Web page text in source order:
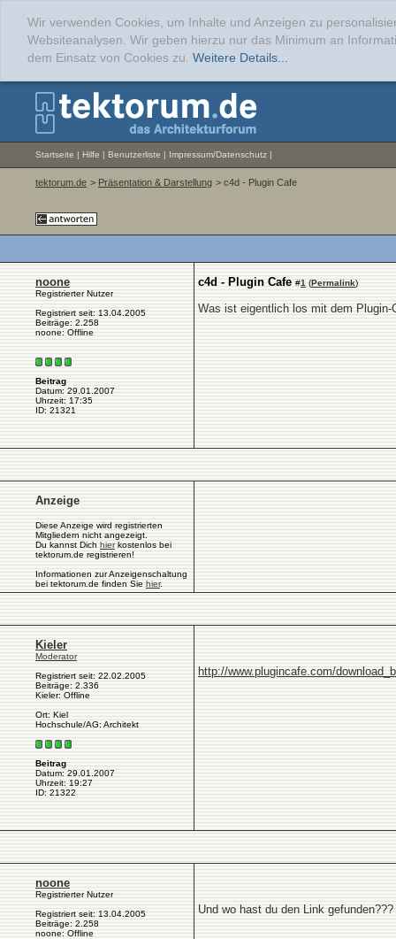
Wir verwenden Cookies, um Inhalte und Anzeigen zu
Websiteanalysen. Wir geben hierzu nur das Minimum an
dem Einsatz von Cookies zu. Weitere Details...
Startseite | Hilfe | Benutzerliste | Impressum/Datenschutz |
tektorum.de > Präsentation & Darstellung > c4d - Plugin Cafe
noone
Registrierter Nutzer
Registriert seit: 13.04.2005
Beiträge: 2.258
noone: Offline
Beitrag
Datum: 29.01.2007
Uhrzeit: 17:35
ID: 21321
c4d - Plugin Cafe #1 (Permalink)
Was ist eigentlich los mit dem
Anzeige
Diese Anzeige wird registrierten
Mitgliedern nicht angezeigt.
Du kannst Dich hierkostenlos bei
tektorum.de registrieren!
Informationen zur Anzeigenschaltung
bei tektorum.de finden Sie hier.
Kieler
Moderator
Registriert seit: 22.02.2005
Beiträge: 2.336
Kieler: Offline
Ort: Kiel
Hochschule/AG: Architekt
Beitrag
Datum: 29.01.2007
Uhrzeit: 19:27
ID: 21322
http://www.plugincafe.com/
noone
Registrierter Nutzer
Registriert seit: 13.04.2005
Beiträge: 2.258
noone: Offline
Und wo hast du den Link